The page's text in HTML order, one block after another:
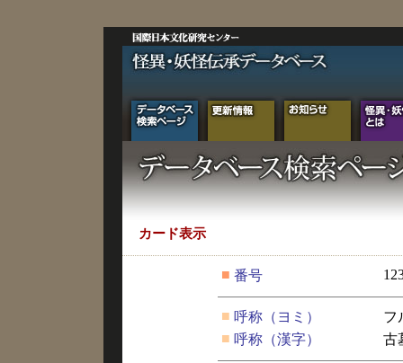
カード表示
■ 番号
■ 呼称（ヨミ）
フ
■ 呼称（漢字） 古